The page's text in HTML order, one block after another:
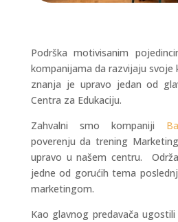
Podrška motivisanim
kompanijama da razvijaju svoje
znanja je upravo jedan od
Centra za Edukaciju.
Zahvalni smo kompaniji
poverenju da trening
upravo u našem centru.
jedne od gorućih tema
marketingom.
Kao glavnog predavača